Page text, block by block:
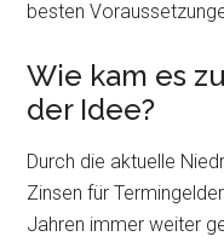
besten
Wie kam es
der Idee?
Durch die aktuelle
Zinsen für
Jahren immer weiter